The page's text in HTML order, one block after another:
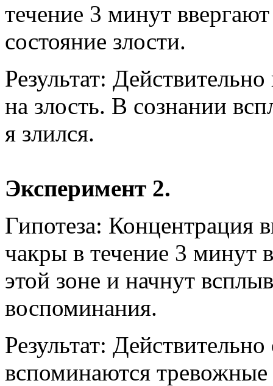
течение 3 минут
состояние злости.
Результат:
на злость. В сознании
я злился.
Эксперимент 2.
Гипотеза: Концентрация
чакры в течение 3 минут
этой зоне и начнут
воспоминания.
Результат:
вспоминаются